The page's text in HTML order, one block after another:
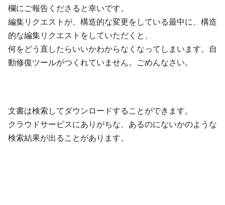
欄にご報告くださると幸いです。
編集リクエストが、構造的な変更をしている最中に、構造
的な編集リクエストをしていただくと、
何をどう直したらいいかわからなくなってしまいます。自
動修復ツールがつくれていません。ごめんなさい。
文書は検索してダウンロードすることができます。
クラウドサービスにありがちな、あるのにないかのような
検索結果が出ることがあります。